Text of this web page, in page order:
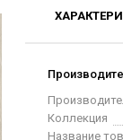
Коллекция
Название